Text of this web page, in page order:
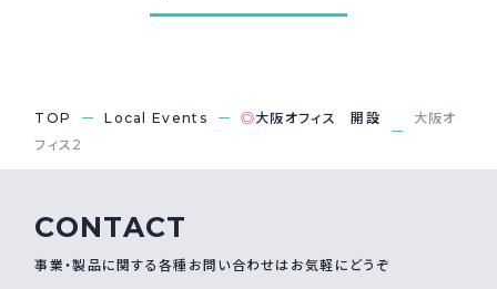
新着情報 News&Topics
お問い合わせ
TOP Local Events ◎大阪オフィス 開設
大阪オ
フィス2
CONTACT
事業・製品に関する各種お問い合わせはお気軽にどうぞ